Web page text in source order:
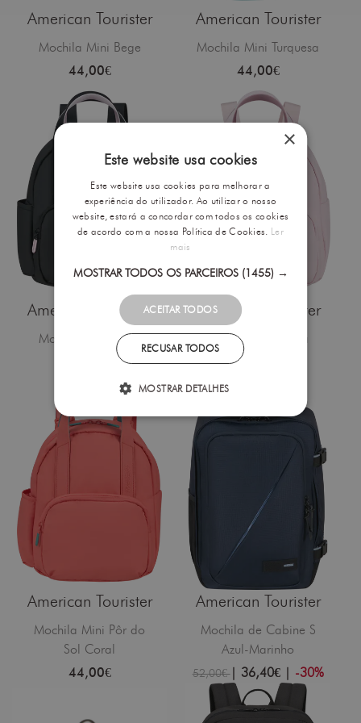
American Tourister
Mochila Mini Bege
44,00€
American Tourister
Mochila Mini Turquesa
44,00€
American Tourister
Mochila Mini Preto
American Tourister
Mochila Mini Rosa
44,00€
American Tourister
Mochila Mini Pôr do
Sol Coral
44,00€
American Tourister
Mochila de Cabine S
Azul-Marinho
52,00€| 36,40€| -30%
×
Este website usa cookies
Este website usa cookies para melhorar a
experiência do utilizador. Ao utilizar o nosso
website, estará a concordar com todos os cookies
de acordo com a nossa Política de Cookies. Ler
mais
MOSTRAR TODOS OS PARCEIROS (1455) →
ACEITAR TODOS
RECUSAR TODOS
MOSTRAR DETALHES